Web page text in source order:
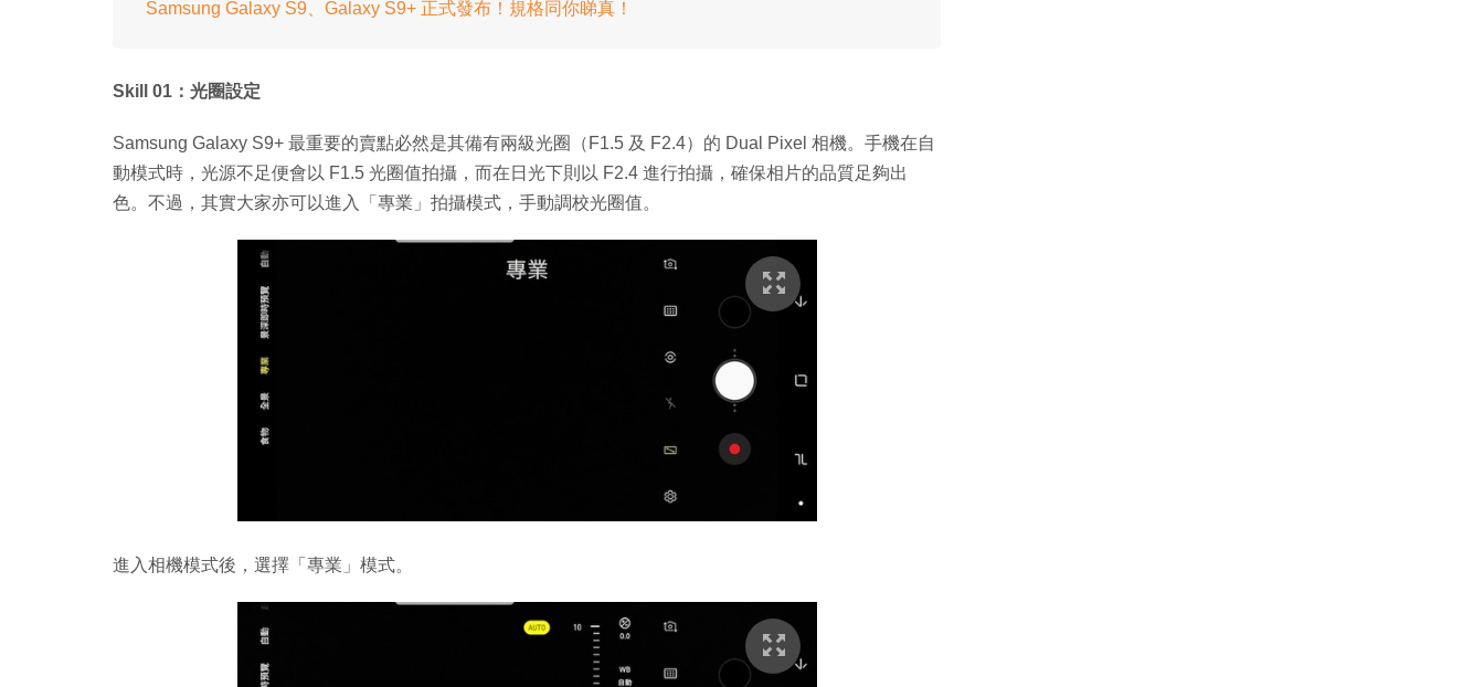
Samsung Galaxy S9、Galaxy S9+ 正式發布！規格同你睇真！
Skill 01：光圈設定
Samsung Galaxy S9+ 最重要的賣點必然是其備有兩級光圈（F1.5 及 F2.4）的 Dual Pixel 相機。手機在自
動模式時，光源不足便會以 F1.5 光圈值拍攝，而在日光下則以 F2.4 進行拍攝，確保相片的品質足夠出
色。不過，其實大家亦可以進入「專業」拍攝模式，手動調校光圈值。
進入相機模式後，選擇「專業」模式。